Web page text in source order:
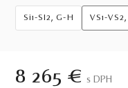
Si1-SI2, G-H VS1-
8 265 € S DPH